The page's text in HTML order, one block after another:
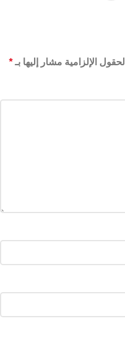
الحقول الإلزامية مشار إليها بـ *